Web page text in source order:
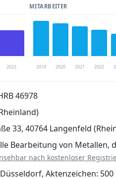
2023
MITARBEITER
2019 2020 2021 2022
verfügbar
46978
33, 40764 Langenfeld
Bearbeitung von Metallen,
nach kostenloser
Aktenzeichen: 500